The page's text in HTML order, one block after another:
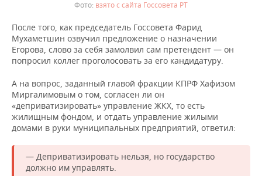
взято с сайта Госсовета РТ
После того, как председатель Госсовета Фарид
Мухаметшин озвучил предложение о назначении
Егорова, слово за себя замолвил сам претендент — он
попросил коллег проголосовать за его кандидатуру.
А на вопрос, заданный главой фракции КПРФ Хафизом
Миргалимовым о том, согласен ли он
«деприватизировать» управление ЖКХ, то есть
жилищным фондом, и отдать управление жилыми
домами в руки муниципальных предприятий, ответил:
— Деприватизировать нельзя, но государство
должно им управлять.